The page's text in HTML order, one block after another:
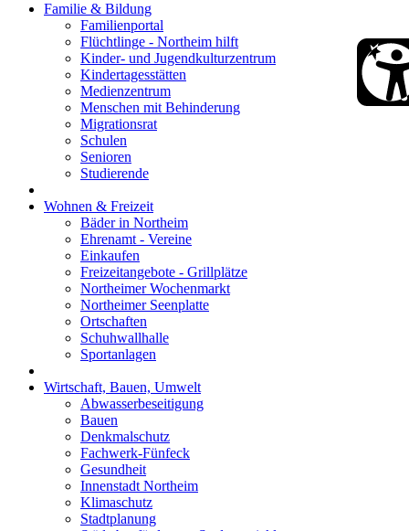
Familie & Bildung
Familienportal
Flüchtlinge - Northeim hilft
Kinder- und Jugendkulturzentrum
Kindertagesstätten
Medienzentrum
Menschen mit Behinderung
Migrationsrat
Schulen
Senioren
Studierende
Wohnen & Freizeit
Bäder in Northeim
Ehrenamt - Vereine
Einkaufen
Freizeitangebote - Grillplätze
Northeimer Wochenmarkt
Northeimer Seenplatte
Ortschaften
Schuhwallhalle
Sportanlagen
Wirtschaft, Bauen, Umwelt
Abwasserbeseitigung
Bauen
Denkmalschutz
Fachwerk-Fünfeck
Gesundheit
Innenstadt Northeim
Klimaschutz
Stadtplanung